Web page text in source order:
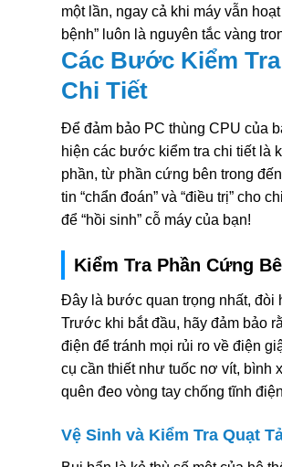
một lần, ngay cả khi máy vẫn
bệnh” luôn là nguyên tắc vàng
Các Bước Kiểm
Chi Tiết
Để đảm bảo PC thùng CPU của
hiện các bước kiểm tra chi tiết là
phần, từ phần cứng bên trong
tin “chẩn đoán” và “điều trị” cho
để “hồi sinh” cỗ máy của bạn!
Kiểm Tra Phần Cứng
Đây là bước quan trọng nhất, đòi
Trước khi bắt đầu, hãy đảm bảo
điện để tránh mọi rủi ro về điện
cụ cần thiết như tuốc nơ vít, bình
quên đeo vòng tay chống tĩnh
Vệ Sinh và Kiểm Tra Quạt